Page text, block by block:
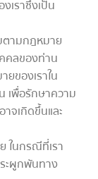
เราซึ่งเป็น
ามกฎหมาย
คลของท่าน
ของเราใน
เพื่อรักษาความ
จเกิดขึ้นและ
นกรณีที่เรา
ะผูกพันทาง